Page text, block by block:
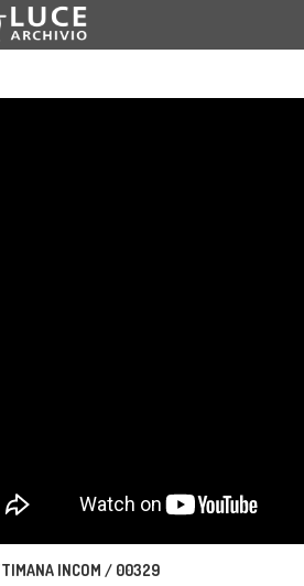
INCOM / 00329